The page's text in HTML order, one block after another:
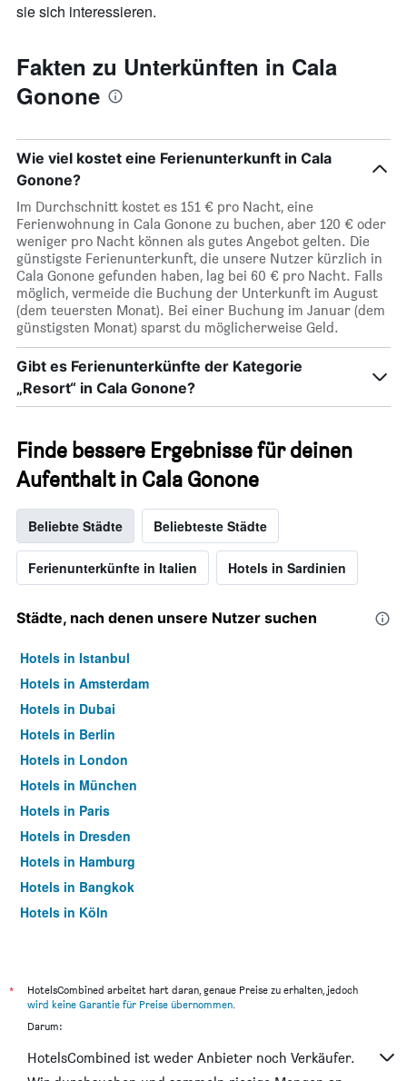
sie sich interessieren.
Fakten zu Unterkünften in Cala
Gonone
Wie viel kostet eine Ferienunterkunft in Cala
Gonone?
Im Durchschnitt kostet es 151 € pro Nacht, eine
Ferienwohnung in Cala Gonone zu buchen, aber 120 € oder
weniger pro Nacht können als gutes Angebot gelten. Die
günstigste Ferienunterkunft, die unsere Nutzer kürzlich in
Cala Gonone gefunden haben, lag bei 60 € pro Nacht. Falls
möglich, vermeide die Buchung der Unterkunft im August
(dem teuersten Monat). Bei einer Buchung im Januar (dem
günstigsten Monat) sparst du möglicherweise Geld.
Gibt es Ferienunterkünfte der Kategorie
„Resort“ in Cala Gonone?
Finde bessere Ergebnisse für deinen
Aufenthalt in Cala Gonone
Beliebte Städte Beliebteste Städte
Ferienunterkünfte in Italien Hotels in Sardinien
Städte, nach denen unsere Nutzer suchen
Hotels in Istanbul
Hotels in Amsterdam
Hotels in Dubai
Hotels in Berlin
Hotels in London
Hotels in München
Hotels in Paris
Hotels in Dresden
Hotels in Hamburg
Hotels in Bangkok
Hotels in Köln
*
HotelsCombined arbeitet hart daran, genaue Preise zu erhalten, jedoch
wird keine Garantie für Preise übernommen.
Darum:
HotelsCombined ist weder Anbieter noch Verkäufer.